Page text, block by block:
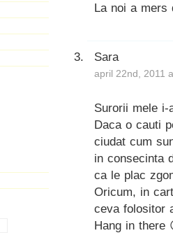
La noi a mers
Sara
april 22nd, 2011
Surorii mele i-
Daca o cauti
ciudat cum
in consecinta
ca le plac
Oricum, in
ceva folositor
Hang in there